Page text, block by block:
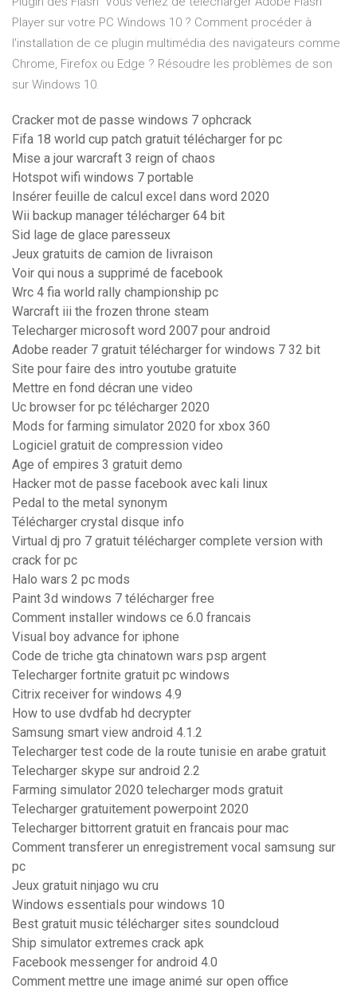
Player sur votre PC Windows 10 ? Comment procéder à
l'installation de ce plugin multimédia des navigateurs comme
Chrome, Firefox ou Edge ? Résoudre les problèmes de son
sur Windows 10.
Cracker mot de passe windows 7 ophcrack
Fifa 18 world cup patch gratuit télécharger for pc
Mise a jour warcraft 3 reign of chaos
Hotspot wifi windows 7 portable
Insérer feuille de calcul excel dans word 2020
Wii backup manager télécharger 64 bit
Sid lage de glace paresseux
Jeux gratuits de camion de livraison
Voir qui nous a supprimé de facebook
Wrc 4 fia world rally championship pc
Warcraft iii the frozen throne steam
Telecharger microsoft word 2007 pour android
Adobe reader 7 gratuit télécharger for windows 7 32 bit
Site pour faire des intro youtube gratuite
Mettre en fond décran une video
Uc browser for pc télécharger 2020
Mods for farming simulator 2020 for xbox 360
Logiciel gratuit de compression video
Age of empires 3 gratuit demo
Hacker mot de passe facebook avec kali linux
Pedal to the metal synonym
Télécharger crystal disque info
Virtual dj pro 7 gratuit télécharger complete version with
crack for pc
Halo wars 2 pc mods
Paint 3d windows 7 télécharger free
Comment installer windows ce 6.0 francais
Visual boy advance for iphone
Code de triche gta chinatown wars psp argent
Telecharger fortnite gratuit pc windows
Citrix receiver for windows 4.9
How to use dvdfab hd decrypter
Samsung smart view android 4.1.2
Telecharger test code de la route tunisie en arabe gratuit
Telecharger skype sur android 2.2
Farming simulator 2020 telecharger mods gratuit
Telecharger gratuitement powerpoint 2020
Telecharger bittorrent gratuit en francais pour mac
Comment transferer un enregistrement vocal samsung sur
pc
Jeux gratuit ninjago wu cru
Windows essentials pour windows 10
Best gratuit music télécharger sites soundcloud
Ship simulator extremes crack apk
Facebook messenger for android 4.0
Comment mettre une image animé sur open office